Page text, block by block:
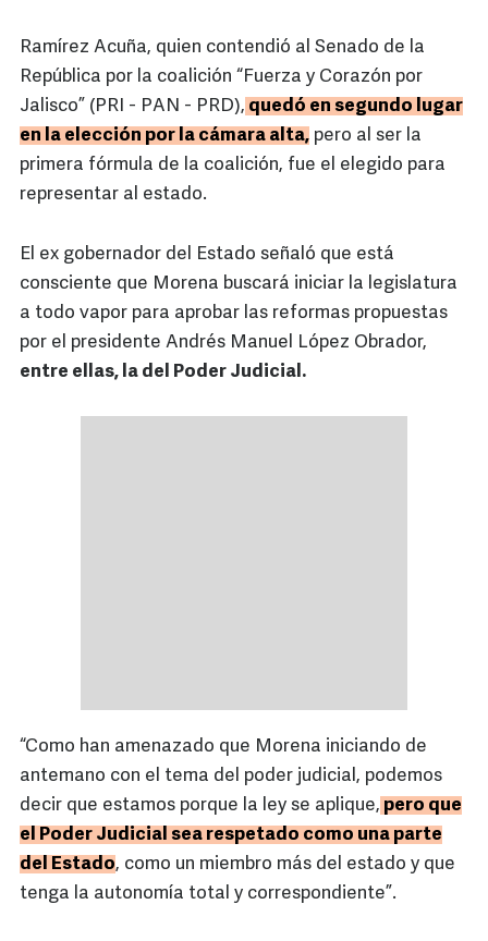
Ramírez Acuña, quien contendió al Senado de la
República por la coalición “Fuerza y Corazón por
Jalisco” (PRI - PAN - PRD), quedó en segundo lugar
en la elección por la cámara alta, pero al ser la
primera fórmula de la coalición, fue el elegido para
representar al estado.
El ex gobernador del Estado señaló que está
consciente que Morena buscará iniciar la legislatura
a todo vapor para aprobar las reformas propuestas
por el presidente Andrés Manuel López Obrador,
entre ellas, la del Poder Judicial.
“Como han amenazado que Morena iniciando de
antemano con el tema del poder judicial, podemos
decir que estamos porque la ley se aplique, pero que
el Poder Judicial sea respetado como una parte
del Estado, como un miembro más del estado y que
tenga la autonomía total y correspondiente”.